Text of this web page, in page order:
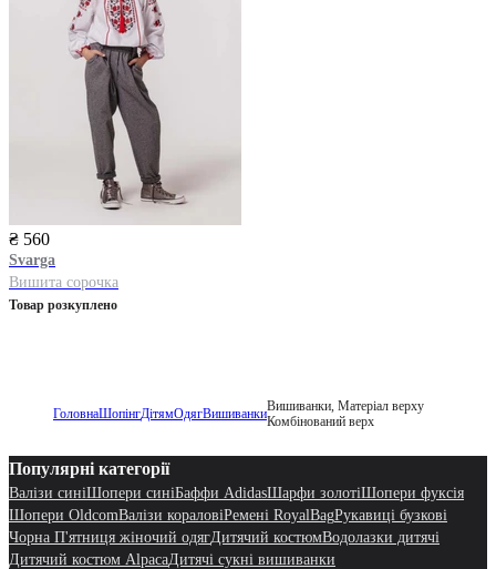
₴ 560
Svarga
Вишита сорочка
Товар розкуплено
ГоловнаШопінгДітямОдягВишиванкиВишиванки, Матеріал верху
Комбінований верх
Популярні категорії
Валізи синіШопери синіБаффи AdidasШарфи золотіШопери фуксія
Шопери OldcomВалізи кораловіРемені RoyalBagРукавиці бузкові
Чорна П'ятниця жіночий одягДитячий костюмВодолазки дитячі
Дитячий костюм AlpacaДитячі сукні вишиванки